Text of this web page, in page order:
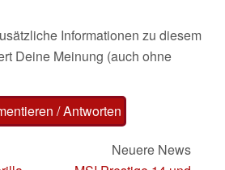
Informationen zu diesem
Deine Meinung (auch ohne
/ Antworten
Neuere News